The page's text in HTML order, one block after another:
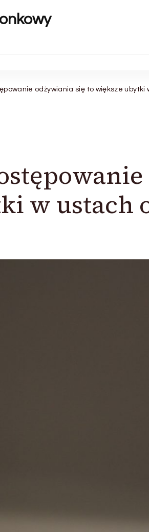
odżywiania się to większe
w ustach